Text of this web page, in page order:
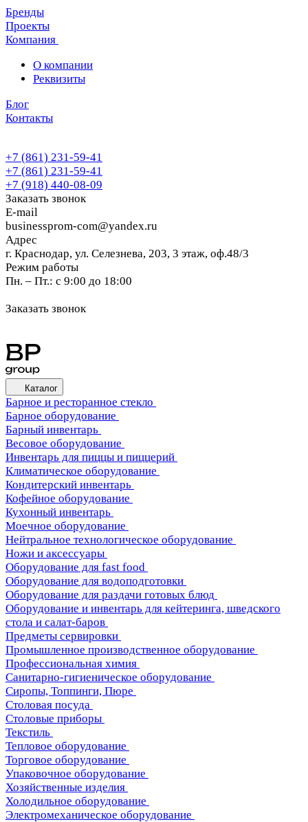
Бренды
Проекты
Компания
О компании
Реквизиты
Блог
Контакты
+7 (861) 231-59-41
+7 (861) 231-59-41
+7 (918) 440-08-09
Заказать звонок
E-mail
businessprom-com@yandex.ru
Адрес
г. Краснодар, ул. Селезнева, 203, 3 этаж, оф.48/3
Режим работы
Пн. – Пт.: с 9:00 до 18:00
Заказать звонок
Каталог
Барное и ресторанное стекло
Барное оборудование
Барный инвентарь
Весовое оборудование
Инвентарь для пиццы и пиццерий
Климатическое оборудование
Кондитерский инвентарь
Кофейное оборудование
Кухонный инвентарь
Моечное оборудование
Нейтральное технологическое оборудование
Ножи и аксессуары
Оборудование для fast food
Оборудование для водоподготовки
Оборудование для раздачи готовых блюд
Оборудование и инвентарь для кейтеринга, шведского
стола и салат-баров
Предметы сервировки
Промышленное производственное оборудование
Профессиональная химия
Санитарно-гигиеническое оборудование
Сиропы, Топпинги, Пюре
Столовая посуда
Столовые приборы
Текстиль
Тепловое оборудование
Торговое оборудование
Упаковочное оборудование
Хозяйственные изделия
Холодильное оборудование
Электромеханическое оборудование